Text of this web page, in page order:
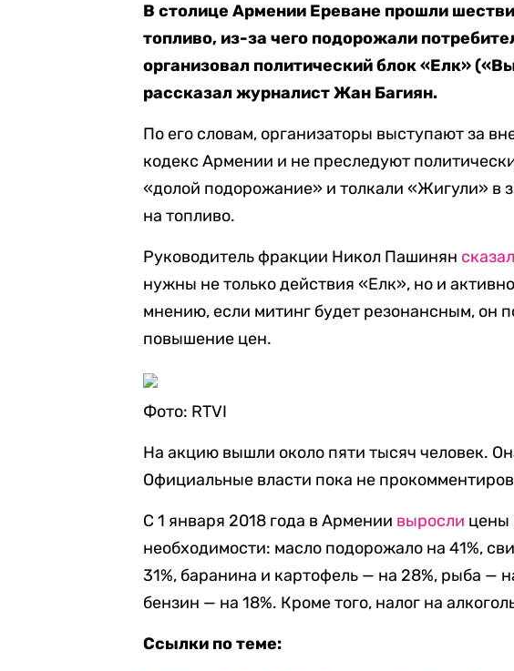
В столице Армении Ереване прошли
топливо, из-за чего подорожали
организовал политический блок «Елк»
рассказал журналист Жан Багиян.
По его словам, организаторы выступают за
кодекс Армении и не преследуют
«долой подорожание» и толкали «Жигули» в
на топливо.
Руководитель фракции Никол Пашинян сказал
нужны не только действия «Елк», но и
мнению, если митинг будет резонансным, он
повышение цен.
Фото: RTVI
На акцию вышли около пяти тысяч человек.
Официальные власти пока не
С 1 января 2018 года в Армении выросли цены
необходимости: масло подорожало на 41%,
31%, баранина и картофель — на 28%, рыба —
бензин — на 18%. Кроме того, налог на
Ссылки по теме: